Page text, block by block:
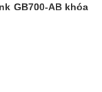
GB700-AB khóa